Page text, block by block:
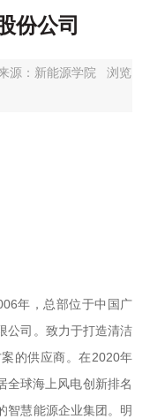
份公司
源：新能源学院
浏览
年，总部位于中国广
公司。致力于打造清洁
的供应商。在2020年
全球海上风电创新排名
智慧能源企业集团。明